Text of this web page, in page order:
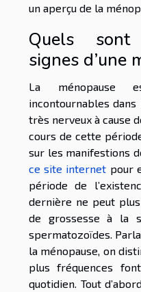
un aperçu de la
Quels
signes d’une
La ménopause
incontournables
très nerveux à cause
cours de cette
sur les manifestions
ce site internet pour
période de
dernière ne peut
de grossesse à la
spermatozoïdes.
la ménopause, on
plus fréquences
quotidien. Tout